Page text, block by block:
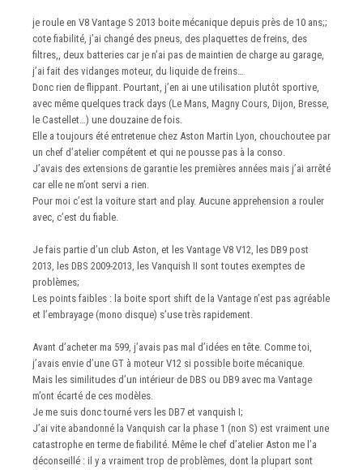
je roule en V8 Vantage S 2013 boite mécanique depuis près de 10 ans;;
cote fiabilité, j’ai changé des pneus, des plaquettes de freins, des
filtres,, deux batteries car je n’ai pas de maintien de charge au garage,
j’ai fait des vidanges moteur, du liquide de freins…
Donc rien de flippant. Pourtant, j’en ai une utilisation plutôt sportive,
avec même quelques track days (Le Mans, Magny Cours, Dijon, Bresse,
le Castellet…) une douzaine de fois.
Elle a toujours été entretenue chez Aston Martin Lyon, chouchoutee par
un chef d’atelier compétent et qui ne pousse pas à la conso.
J’avais des extensions de garantie les premières années mais j’ai arrêté
car elle ne m’ont servi a rien.
Pour moi c’est la voiture start and play. Aucune apprehension a rouler
avec, c’est du fiable.
Je fais partie d’un club Aston, et les Vantage V8 V12, les DB9 post
2013, les DBS 2009-2013, les Vanquish II sont toutes exemptes de
problèmes;
Les points faibles : la boite sport shift de la Vantage n’est pas agréable
et l’embrayage (mono disque) s’use très rapidement.
Avant d’acheter ma 599, j’avais pas mal d’idées en tête. Comme toi,
j’avais envie d’une GT à moteur V12 si possible boite mécanique.
Mais les similitudes d’un intérieur de DBS ou DB9 avec ma Vantage
m’ont écarté de ces modèles.
Je me suis donc tourné vers les DB7 et vanquish I;
J’ai vite abandonné la Vanquish car la phase 1 (non S) est vraiment une
catastrophe en terme de fiabilité. Même le chef d’atelier Aston me l’a
déconseillé : il y a vraiment trop de problèmes, dont la plupart sont